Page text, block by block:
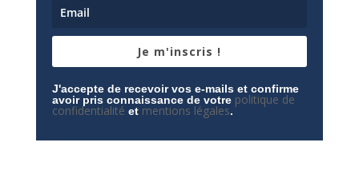
Je m'inscris !
J'accepte de recevoir vos e-mails et confirme
avoir pris connaissance de votre politique de
confidentialité et mentions légales.